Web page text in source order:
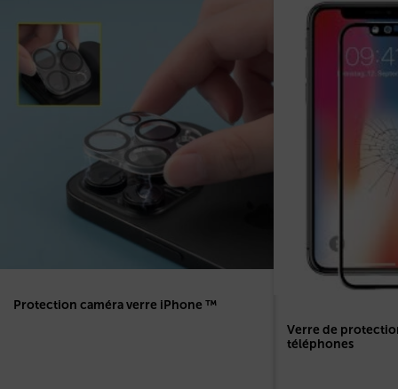
Protection caméra verre iPhone ™
Verre de
téléphones